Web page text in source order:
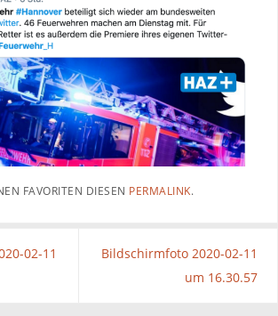
FAVORITEN DIESEN PERMALINK.
02-11
Bildschirmfoto 2020-02-11
um 16.30.57